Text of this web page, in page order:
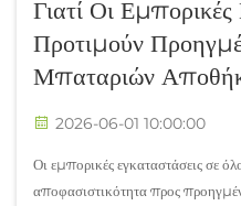
Γιατί Οι Εμπορικές
Προτιμούν
Μπαταριών
2026-06-01 10:00:00
Οι εμπορικές εγκαταστάσεις σε
αποφασιστικότητα προς